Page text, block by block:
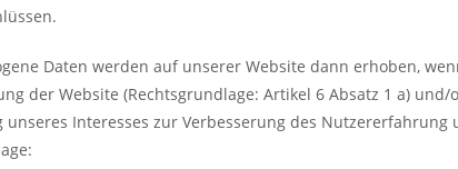
Daten werden auf unserer Website dann erhoben,
der Website (Rechtsgrundlage: Artikel 6 Absatz 1 a)
unseres Interesses zur Verbesserung des